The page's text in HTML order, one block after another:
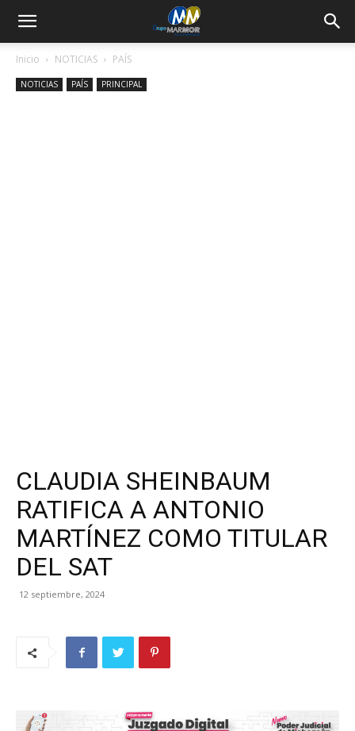
Inicio NOTICIAS PAÍS
NOTICIAS PAÍS PRINCIPAL
CLAUDIA SHEINBAUM
RATIFICA A ANTONIO
MARTÍNEZ COMO TITULAR
DEL SAT
12 septiembre, 2024